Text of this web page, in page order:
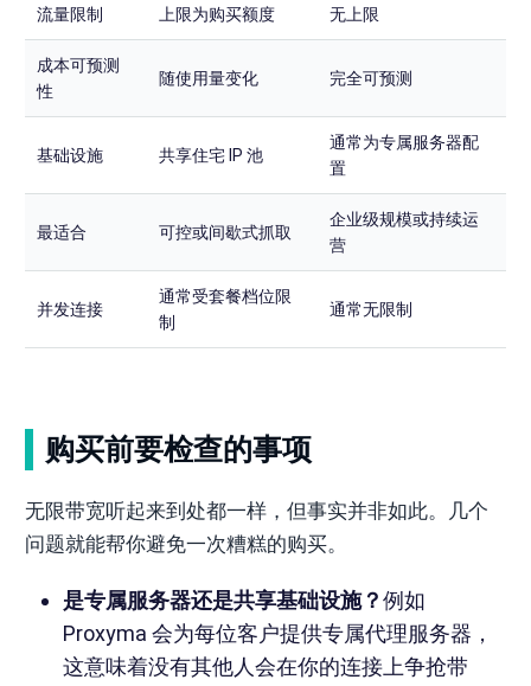
流量限制 上限为购买额度 无上限
成本可预测
性
随使用量变化 完全可预测
基础设施 共享住宅 IP 池
通常为专属服务器配
置
最适合 可控或间歇式抓取
企业级规模或持续运
营
并发连接
通常受套餐档位限
制
通常无限制
购买前要检查的事项
无限带宽听起来到处都一样，但事实并非如此。几个
问题就能帮你避免一次糟糕的购买。
是专属服务器还是共享基础设施？例如
Proxyma 会为每位客户提供专属代理服务器，
这意味着没有其他人会在你的连接上争抢带